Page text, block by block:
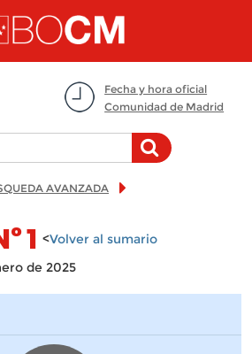
Fecha y hora oficial
Comunidad de Madrid
AVANZADA
1 <Volver al sumario
de 2025